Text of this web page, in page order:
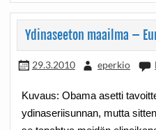
Ydinaseeton maailma –
29.3.2010 eperkio
Kuvaus: Obama asetti
ydinaseriisunnan, mutta